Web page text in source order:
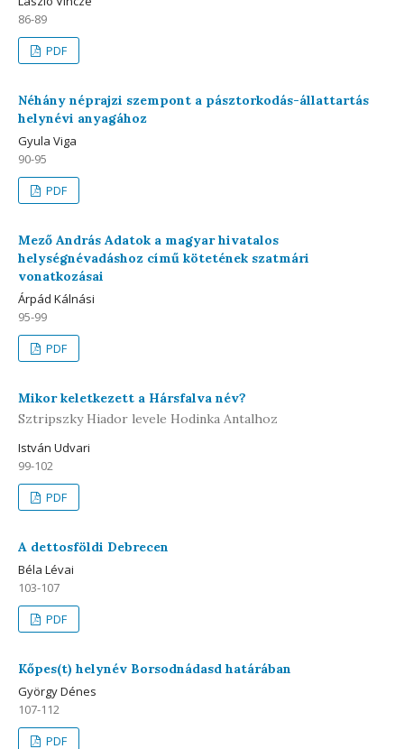
86-89
PDF
Néhány néprajzi szempont a pásztorkodás-állattartás
helynévi anyagához
Gyula Viga
90-95
PDF
Mező András Adatok a magyar hivatalos
helységnévadáshoz című kötetének szatmári
vonatkozásai
Árpád Kálnási
95-99
PDF
Mikor keletkezett a Hársfalva név?
Sztripszky Hiador levele Hodinka Antalhoz
István Udvari
99-102
PDF
A dettosföldi Debrecen
Béla Lévai
103-107
PDF
Kőpes(t) helynév Borsodnádasd határában
György Dénes
107-112
PDF